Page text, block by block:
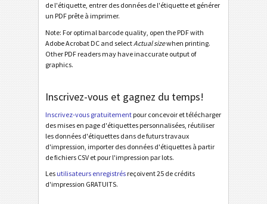
Cat - Mixed Pack Label SP20 - 2012 Laser
Cat Power Generation Systems - Master Pack Label
GS1
Étiquettes GS1
O Odette
G Galia
de l'étiquette, entrer des données de l'étiquette et générer
un PDF prête à imprimer.
Note: For optimal barcode quality, open the PDF with
Adobe Acrobat DC and selectActual sizewhen printing.
Other PDF readers may have inaccurate output of
graphics.
Inscrivez-vous et gagnez du temps!
Inscrivez-vous gratuitement pour concevoir et télécharger
des mises en page d'étiquettes personnalisées, réutiliser
les données d'étiquettes dans de futurs travaux
d'impression, importer des données d'étiquettes à partir
de fichiers CSV et pour l'impression par lots.
Les utilisateurs enregistrés reçoivent 25 de crédits
d'impression GRATUITS.